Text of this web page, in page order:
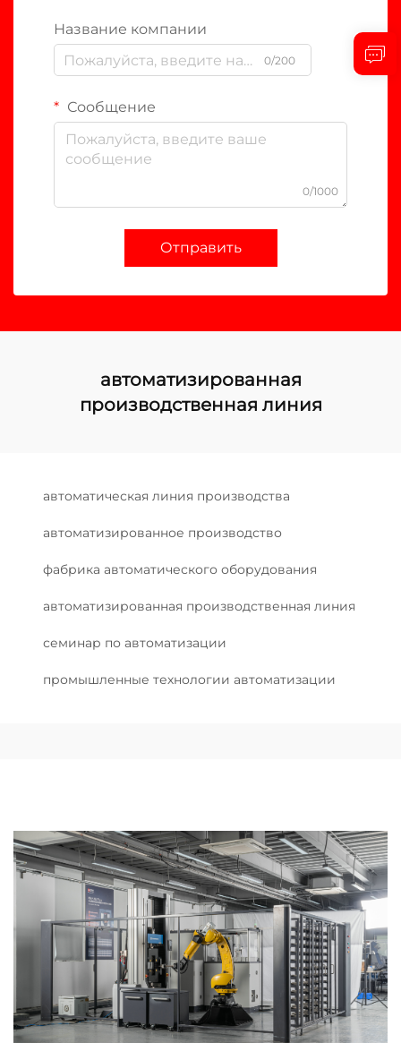
Название компании
0/200
Сообщение
0/1000
Отправить
автоматизированная
производственная линия
автоматическая линия производства
автоматизированное производство
фабрика автоматического оборудования
автоматизированная производственная линия
семинар по автоматизации
промышленные технологии автоматизации